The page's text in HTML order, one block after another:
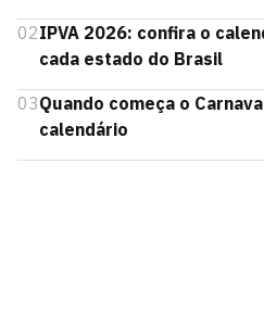
02IPVA 2026: confira o
cada estado do Brasil
03Quando começa o
calendário